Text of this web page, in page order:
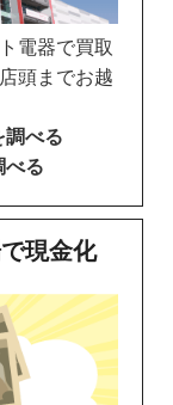
電器で買取
頭までお越
調べる
べる
現金化